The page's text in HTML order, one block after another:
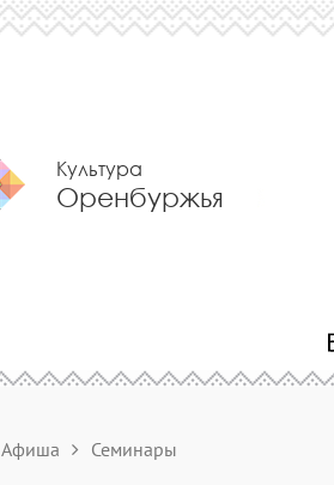
Культура
Оренбуржья
Афиша Семинары